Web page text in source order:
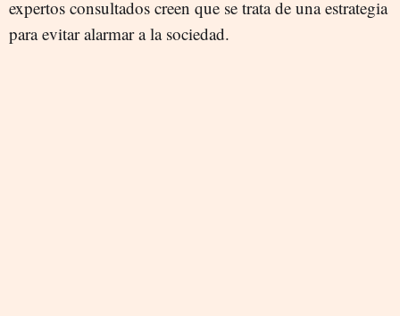
expertos consultados creen que se trata de una estrategia
para evitar alarmar a la sociedad.